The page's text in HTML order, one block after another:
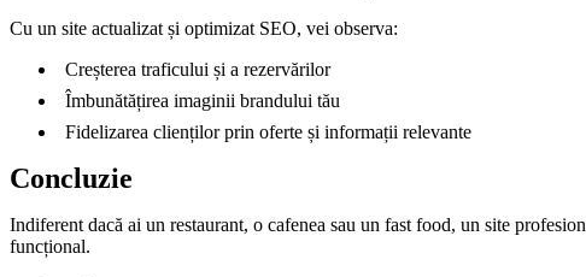
Cu un site actualizat și optimizat SEO, vei observa:
Creșterea traficului și a rezervărilor
Îmbunătățirea imaginii brandului tău
Fidelizarea clienților prin oferte și informații relevante
Concluzie
Indiferent dacă ai un restaurant, o cafenea sau un fast food, un site
funcțional.